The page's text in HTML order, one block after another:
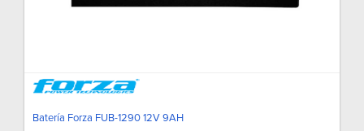
Batería Forza FUB-1290 12V 9AH